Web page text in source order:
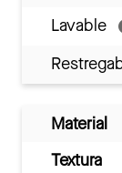
Lavable
Material
Textura